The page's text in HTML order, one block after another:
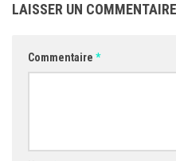
LAISSER UN COMMENTAIRE
Commentaire *